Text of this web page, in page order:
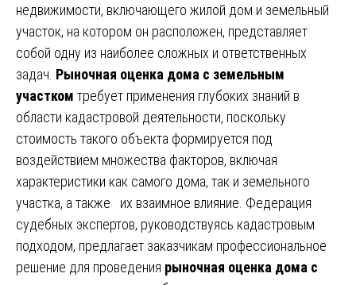
недвижимости, включающего жилой дом и земельный
участок, на котором он расположен, представляет
собой одну из наиболее сложных и ответственных
задач. Рыночная оценка дома с земельным
участком требует применения глубоких знаний в
области кадастровой деятельности, поскольку
стоимость такого объекта формируется под
воздействием множества факторов, включая
характеристики как самого дома, так и земельного
участка, а также их взаимное влияние. Федерация
судебных экспертов, руководствуясь кадастровым
подходом, предлагает заказчикам профессиональное
решение для проведения рыночная оценка дома с